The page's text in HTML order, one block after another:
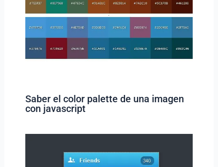
Saber el color palette de una imagen
con javascript